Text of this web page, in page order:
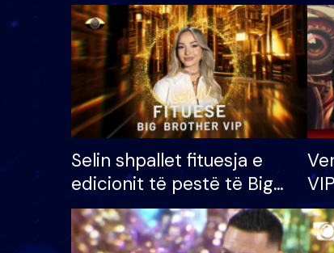
Selin shpallet fituesja e
edicionit të pestë të Big
Brother VIP, rrëmben
çmimin e madh prej 100